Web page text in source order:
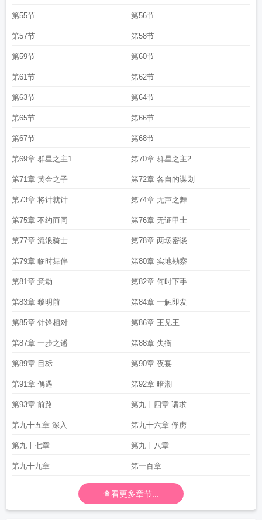
第55节 第56节
第57节 第58节
第59节 第60节
第61节 第62节
第63节 第64节
第65节 第66节
第67节 第68节
第69章 群星之主1 第70章 群星之主2
第71章 黄金之子 第72章 各自的谋划
第73章 将计就计 第74章 无声之舞
第75章 不约而同 第76章 无证甲士
第77章 流浪骑士 第78章 两场密谈
第79章 临时舞伴 第80章 实地勘察
第81章 意动 第82章 何时下手
第83章 黎明前 第84章 一触即发
第85章 针锋相对 第86章 王见王
第87章 一步之遥 第88章 失衡
第89章 目标 第90章 夜宴
第91章 偶遇 第92章 暗潮
第93章 前路 第九十四章 请求
第九十五章 深入 第九十六章 俘虏
第九十七章 第九十八章
第九十九章 第一百章
查看更多章节...